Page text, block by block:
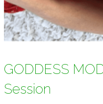
GODDESS
Session